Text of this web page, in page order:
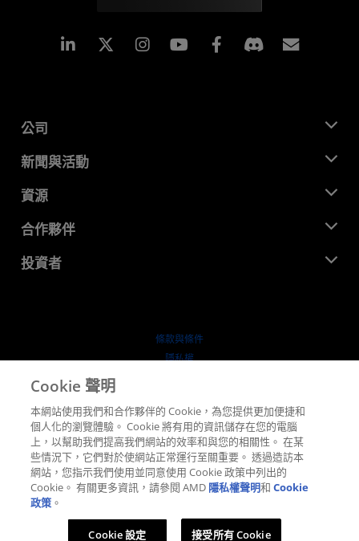
Linkedin Instagram Facebook
公司
關於 AMD
企業責任
招聘
聯絡我們
新聞與活動
新聞室
媒體庫
資源
開發者中心
案例研究
合作夥伴
AMD 合作夥伴中心
投資者
條款與條件
隱私權
公平公開競爭
英國稅務策略
Cookie 政策
Cookie 設定
Cookie 聲明
本網站使用我們和合作夥伴的 Cookie，為您提供更加便捷和
個人化的瀏覽體驗。 Cookie 將有用的資訊儲存在您的電腦
上，以幫助我們提高我們網站的效率和與您的相關性。 在某
些情況下，它們對於使網站正常運行至關重要。 透過造訪本
網站，您指示我們使用並同意使用 Cookie 政策中列出的
Cookie。 有關更多資訊，請參閱 AMD 隱私權聲明和Cookie
政策 。
Cookie 設定 接受所有 Cookie